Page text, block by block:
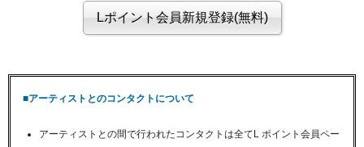
■アーティストとのコンタクトについて
アーティストとの間で行われたコンタクトは全てL ポイント会員ペー